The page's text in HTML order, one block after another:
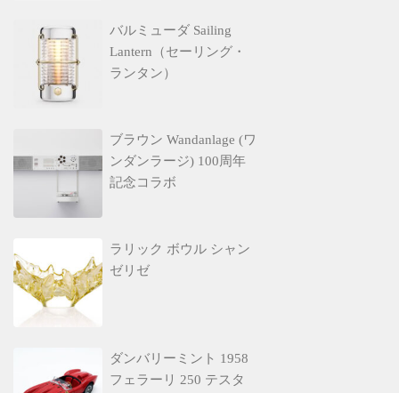
バルミューダ Sailing
Lantern（セーリング・
ランタン）
ブラウン Wandanlage (ワ
ンダンラージ) 100周年
記念コラボ
ラリック ボウル シャン
ゼリゼ
ダンバリーミント 1958
フェラーリ 250 テスタ